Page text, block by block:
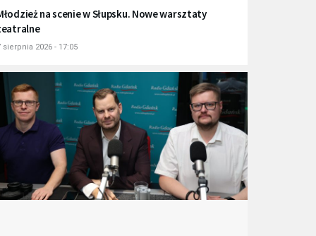
na scenie w Słupsku. Nowe warsztaty
sierpnia 2026 - 17:05